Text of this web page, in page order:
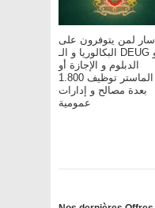
سار لمن يتوفرون على
البكالوريا و الـ DEUG و
الدبلوم و الإجازة أو
الماستر توظيف 1.800
بعدة مصالح و إدارات
عمومية